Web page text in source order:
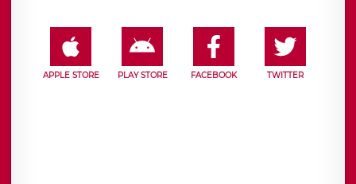
APPLE STORE PLAY STORE FACEBOOK TWITTER